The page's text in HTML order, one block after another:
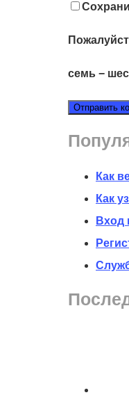
семь −
Как
Как
Вход